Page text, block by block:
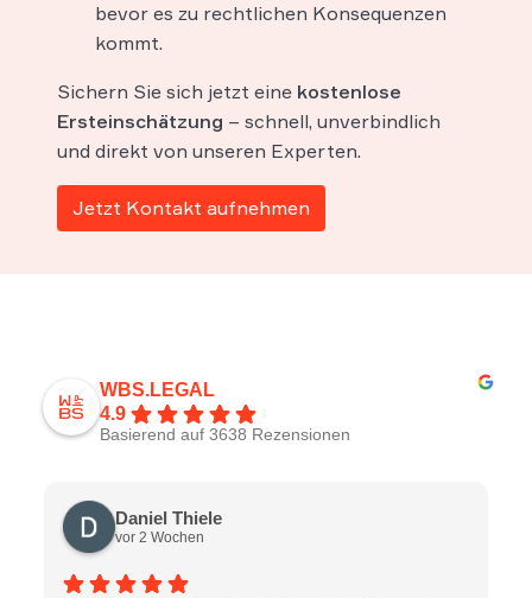
bevor es zu rechtlichen Konsequenzen
kommt.
Sichern Sie sich jetzt eine kostenlose
Ersteinschätzung – schnell, unverbindlich
und direkt von unseren Experten.
Jetzt Kontakt aufnehmen
WBS.LEGAL
4.9
Basierend auf 3638 Rezensionen
Daniel Thiele
vor 2 Wochen